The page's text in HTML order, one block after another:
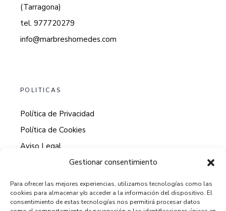
Gestionar consentimiento
Para ofrecer las mejores experiencias, utilizamos tecnologías como las
cookies para almacenar y/o acceder a la información del dispositivo. El
consentimiento de estas tecnologías nos permitirá procesar datos
(Tarragona)
tel. 977720279
info@marbreshomedes.com
POLITICAS
Política de Privacidad
Política de Cookies
Aviso Legal
HORARIO DE ATENCION AL CLIENTE